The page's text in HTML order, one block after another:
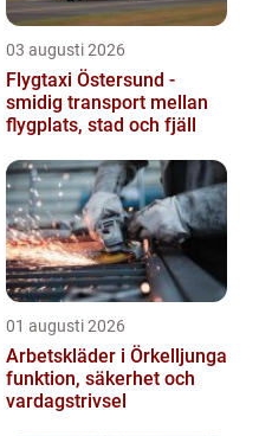
03 augusti 2026
Flygtaxi Östersund -
smidig transport mellan
flygplats, stad och fjäll
01 augusti 2026
Arbetskläder i Örkelljunga
funktion, säkerhet och
vardagstrivsel